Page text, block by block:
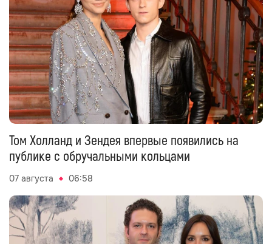
Том Холланд и Зендея впервые появились на
публике с обручальными кольцами
07 августа 06:58